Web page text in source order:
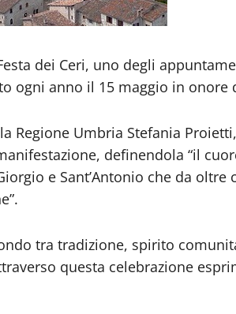
dei Ceri, uno degli
ogni anno il 15 maggio in onore
Regione Umbria Stefania
definendola “il
e Sant’Antonio che da oltre
tra tradizione, spirito
questa celebrazione